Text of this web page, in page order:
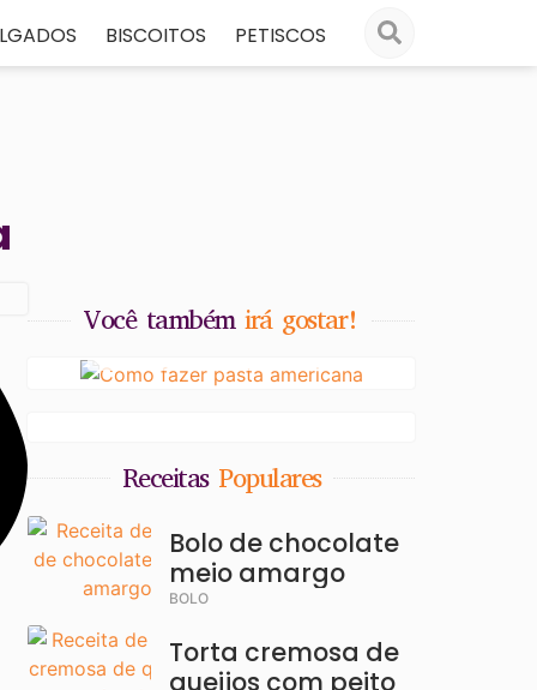
BISCOITOS PETISCOS
Você tambémirá gostar!
Afinal: Como fazer pasta
Receitas Veganas com
Funcional: sabor, saúde e
Receitas Populares
Bolo de chocolate
meio amargo
BOLO
Torta cremosa de
queijos com peito